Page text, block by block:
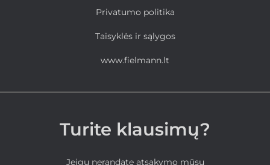
Privatumo politika
Taisyklės ir sąlygos
www.fielmann.lt
Turite klausimų?
Jeigu nerandate atsakymo mūsų